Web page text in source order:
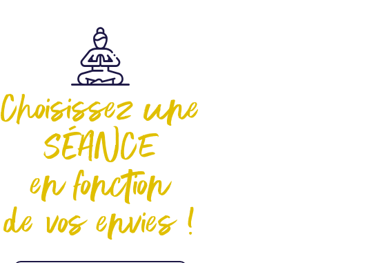
Choisissez une
SÉANCE
en fonction
de vos envies !